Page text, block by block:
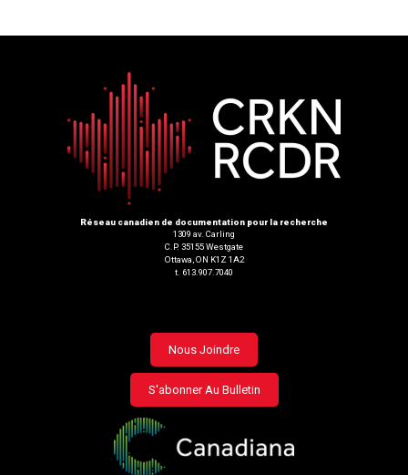
Réseau canadien de documentation pour la recherche
1309 av. Carling
C.P. 35155 Westgate
Ottawa, ON K1Z 1A2
t. 613.907.7040
Footer
menu
Nous Joindre
S'abonner Au Bulletin